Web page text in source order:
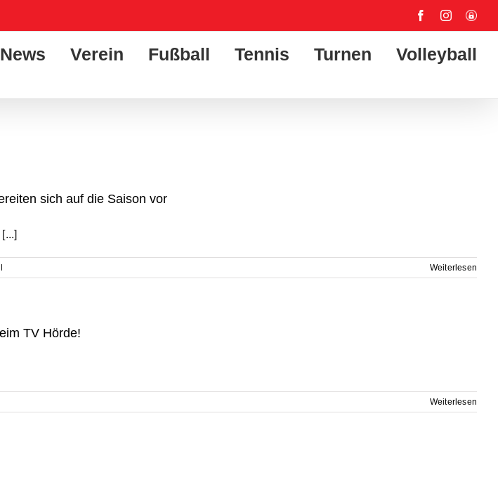
FacebookInstagram
User-
News Verein Fußball Tennis Turnen Volleyball
sich auf die Saison vor
Weiterlesen
TV Hörde!
Weiterlesen